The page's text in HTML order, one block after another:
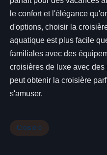
le confort et l'élégance
d'options, choisir la
aquatique est plus facile
familiales avec des
croisières de luxe avec
peut obtenir la croisière
s'amuser.
Croisière